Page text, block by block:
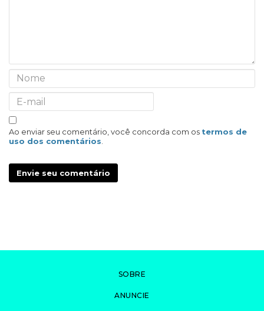
Ao enviar seu comentário, você concorda com os termos de
uso dos comentários
Envie seu comentário
SOBRE
ANUNCIE